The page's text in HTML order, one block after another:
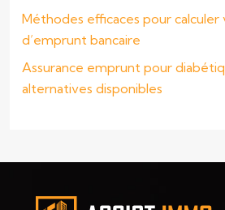
Méthodes efficaces pour
d’emprunt bancaire
Assurance emprunt pour
alternatives disponibles